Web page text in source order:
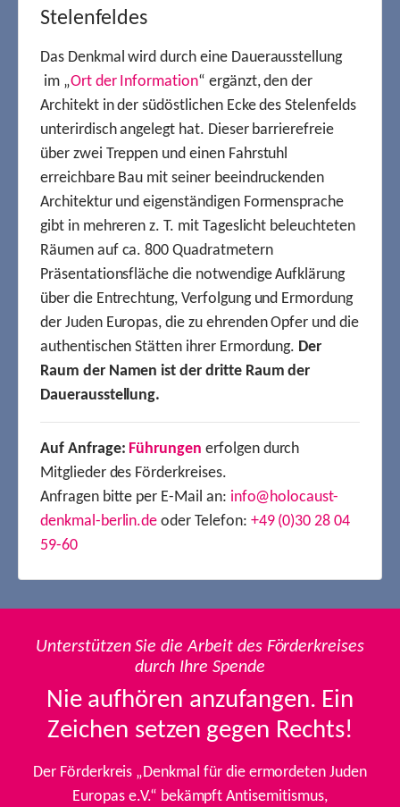
Stelenfeldes
Das Denkmal wird durch eine Dauerausstellung
im „Ort der Information“ ergänzt, den der
Architekt in der südöstlichen Ecke des Stelenfelds
unterirdisch angelegt hat. Dieser barrierefreie
über zwei Treppen und einen Fahrstuhl
erreichbare Bau mit seiner beeindruckenden
Architektur und eigenständigen Formensprache
gibt in mehreren z. T. mit Tageslicht beleuchteten
Räumen auf ca. 800 Quadratmetern
Präsentationsfläche die notwendige Aufklärung
über die Entrechtung, Verfolgung und Ermordung
der Juden Europas, die zu ehrenden Opfer und die
authentischen Stätten ihrer Ermordung. Der
Raum der Namen ist der dritte Raum der
Dauerausstellung.
Auf Anfrage: Führungen erfolgen durch
Mitglieder des Förderkreises.
Anfragen bitte per E-Mail an: info@holocaust-
denkmal-berlin.de oder Telefon: +49 (0)30 28 04
59-60
Unterstützen Sie die Arbeit des Förderkreises
durch Ihre Spende
Nie aufhören anzufangen. Ein
Zeichen setzen gegen Rechts!
Der Förderkreis „Denkmal für die ermordeten Juden
Europas e.V.“ bekämpft Antisemitismus,